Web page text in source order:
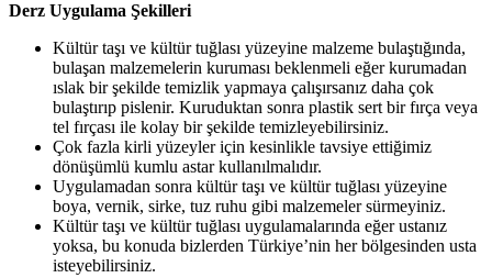
Derz Uygulama Şekilleri
Kültür taşı ve kültür tuğlası yüzeyine malzeme bulaştığında,
bulaşan malzemelerin kuruması beklenmeli eğer kurumadan
ıslak bir şekilde temizlik yapmaya çalışırsanız daha çok
bulaştırıp pislenir. Kuruduktan sonra plastik sert bir fırça veya
tel fırçası ile kolay bir şekilde temizleyebilirsiniz.
Çok fazla kirli yüzeyler için kesinlikle tavsiye ettiğimiz
dönüşümlü kumlu astar kullanılmalıdır.
Uygulamadan sonra kültür taşı ve kültür tuğlası yüzeyine
boya, vernik, sirke, tuz ruhu gibi malzemeler sürmeyiniz.
Kültür taşı ve kültür tuğlası uygulamalarında eğer ustanız
yoksa, bu konuda bizlerden Türkiye’nin her bölgesinden usta
isteyebilirsiniz.